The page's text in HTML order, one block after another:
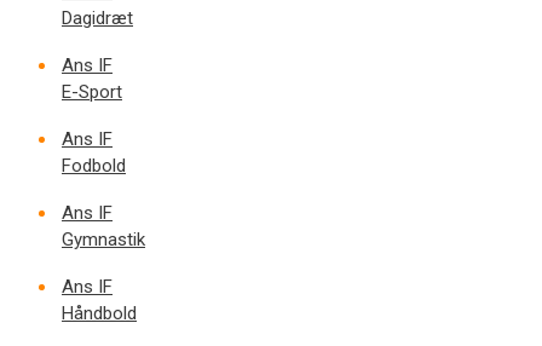
Dagidræt
Ans IF
E-Sport
Ans IF
Fodbold
Ans IF
Gymnastik
Ans IF
Håndbold